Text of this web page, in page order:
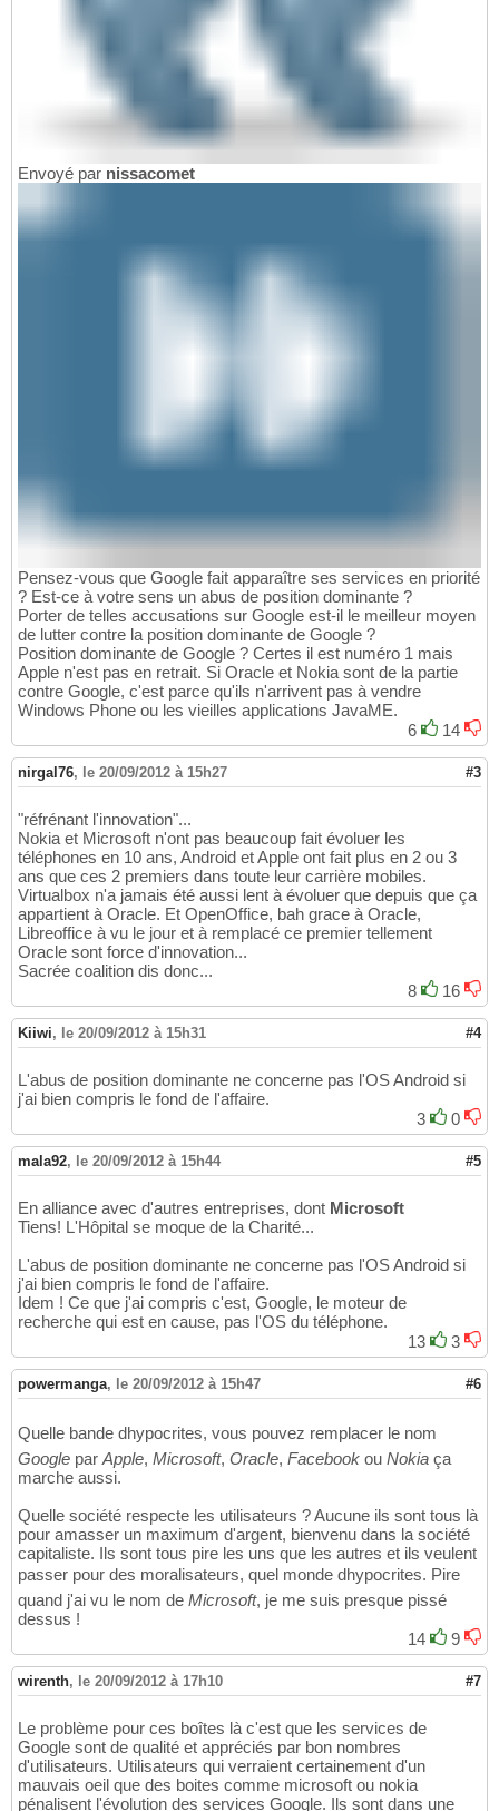
Envoyé par nissacomet
Pensez-vous que Google fait apparaître ses services en priorité
? Est-ce à votre sens un abus de position dominante ?
Porter de telles accusations sur Google est-il le meilleur moyen
de lutter contre la position dominante de Google ?
Position dominante de Google ? Certes il est numéro 1 mais
Apple n'est pas en retrait. Si Oracle et Nokia sont de la partie
contre Google, c'est parce qu'ils n'arrivent pas à vendre
Windows Phone ou les vieilles applications JavaME.
6
14
nirgal76, le 20/09/2012 à 15h27 #3
"réfrénant l'innovation"...
Nokia et Microsoft n'ont pas beaucoup fait évoluer les
téléphones en 10 ans, Android et Apple ont fait plus en 2 ou 3
ans que ces 2 premiers dans toute leur carrière mobiles.
Virtualbox n'a jamais été aussi lent à évoluer que depuis que ça
appartient à Oracle. Et OpenOffice, bah grace à Oracle,
Libreoffice à vu le jour et à remplacé ce premier tellement
Oracle sont force d'innovation...
Sacrée coalition dis donc...
8
16
Kiiwi, le 20/09/2012 à 15h31 #4
L'abus de position dominante ne concerne pas l'OS Android si
j'ai bien compris le fond de l'affaire.
3
0
mala92, le 20/09/2012 à 15h44 #5
En alliance avec d'autres entreprises, dont Microsoft
Tiens! L'Hôpital se moque de la Charité...
L'abus de position dominante ne concerne pas l'OS Android si
j'ai bien compris le fond de l'affaire.
Idem ! Ce que j'ai compris c'est, Google, le moteur de
recherche qui est en cause, pas l'OS du téléphone.
13
3
powermanga, le 20/09/2012 à 15h47 #6
Quelle bande dhypocrites, vous pouvez remplacer le nom
Google par Apple, Microsoft, Oracle, Facebook ou Nokia ça
marche aussi.
Quelle société respecte les utilisateurs ? Aucune ils sont tous là
pour amasser un maximum d'argent, bienvenu dans la société
capitaliste. Ils sont tous pire les uns que les autres et ils veulent
passer pour des moralisateurs, quel monde dhypocrites. Pire
quand j'ai vu le nom de Microsoft, je me suis presque pissé
dessus !
14
9
wirenth, le 20/09/2012 à 17h10 #7
Le problème pour ces boîtes là c'est que les services de
Google sont de qualité et appréciés par bon nombres
d'utilisateurs. Utilisateurs qui verraient certainement d'un
mauvais oeil que des boites comme microsoft ou nokia
pénalisent l'évolution des services Google. Ils sont dans une